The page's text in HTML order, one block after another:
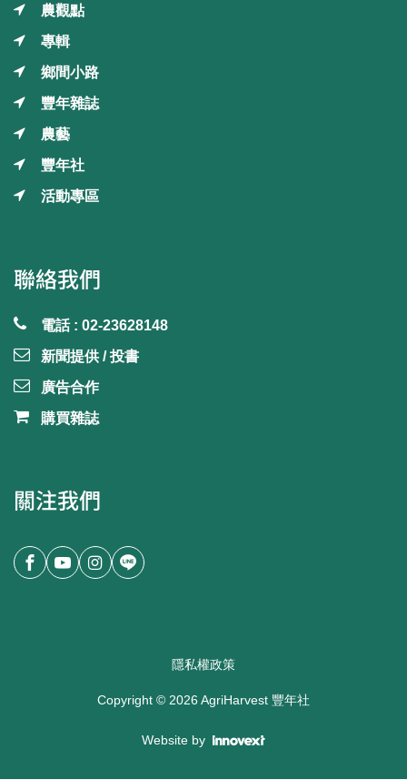
農觀點
專輯
鄉間小路
豐年雜誌
農藝
豐年社
活動專區
聯絡我們
電話 : 02-23628148
新聞提供 / 投書
廣告合作
購買雜誌
關注我們
隱私權政策
Copyright © 2026 AgriHarvest 豐年社
Website by